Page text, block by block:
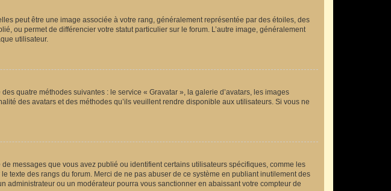
peut être une image associée à votre rang, généralement représentée par des étoiles, des
ou permet de différencier votre statut particulier sur le forum. L’autre image, généralement
utilisateur.
quatre méthodes suivantes : le service « Gravatar », la galerie d’avatars, les images
des avatars et des méthodes qu’ils veuillent rendre disponible aux utilisateurs. Si vous ne
messages que vous avez publié ou identifient certains utilisateurs spécifiques, comme les
texte des rangs du forum. Merci de ne pas abuser de ce système en publiant inutilement des
administrateur ou un modérateur pourra vous sanctionner en abaissant votre compteur de